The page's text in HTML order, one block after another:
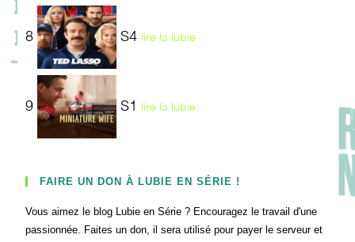
8 S4 lire la lubie
9 S1 lire la lubie
FAIRE UN DON À LUBIE EN SÉRIE !
Vous aimez le blog Lubie en Série ? Encouragez le travail d'une
passionnée. Faites un don, il sera utilisé pour payer le serveur et